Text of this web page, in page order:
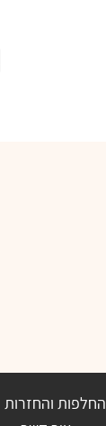
החלפות והחזרות